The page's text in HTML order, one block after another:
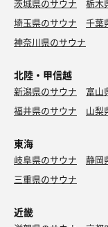
茨城県のサウナ 栃木
埼玉県のサウナ
千葉
神奈川県のサウナ
北陸・甲信越
新潟県のサウナ 富山
福井県のサウナ
山梨
東海
岐阜県のサウナ 静岡
三重県のサウナ
近畿